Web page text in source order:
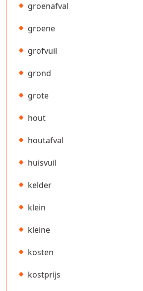
groenafval
groene
grofvuil
grond
grote
hout
houtafval
huisvuil
kelder
klein
kleine
kosten
kostprijs